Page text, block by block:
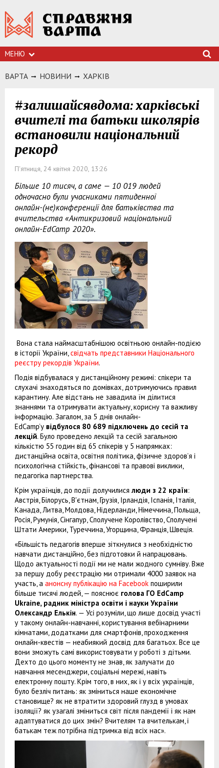
МЕНЮ
ВАРТА НОВИНИ ХАРКIВ
#залишайсявдома: харківські
вчителі та батьки школярів
встановили національний
рекорд
П'ятниця, 24 квітня 2020, 13:26
Більше 10 тисяч, а саме — 10 019 людей
одночасно були учасниками пятиденної
онлайн-(не)конференції для батьківства та
вчительства «Антикризовий національний
онлайн-EdCamp 2020».
Вона стала наймасштабнішою освітньою онлайн-подією
в історії України, свідчать представники Національного
реєстру рекордів України.
Подія відбувалася у дистанційному режимі: спікери та
слухачі знаходяться по домівках, дотримуючись правил
карантину. Але відстань не завадила їм ділитися
знаннями та отримувати актуальну, корисну та важливу
інформацію. Загалом, за 5 днів онлайн-
EdCamp’у відбулося 80 689 підключень до сесій та
лекцій. Було проведено лекцій та сесій загальною
кількістю 55 годин від 65 спікерів у 5 напрямках:
дистанційна освіта, освітня політика, фізичне здоров’я і
психологічна стійкість, фінансові та правові виклики,
педагогіка партнерства.
Крім українців, до події долучилися люди з 22 країн:
Австрія, Білорусь, В'єтнам, Грузія, Ірландія, Іспанія, Італія,
Канада, Литва, Молдова, Нідерланди, Німеччина, Польща,
Росія, Румунія, Сінгапур, Сполучене Королівство, Сполучені
Штати Америки, Туреччина, Угорщина, Франція, Швеція.
«Більшість педагогів вперше зіткнулися з необхідністю
навчати дистанційно, без підготовки й напрацювань.
Щодо актуальності події ми не мали жодного сумніву. Вже
за першу добу реєстрацію ми отримали 4000 заявок на
участь, а анонсну публікацію на Facebook поширили
більше тисячі людей, — пояснює голова ГО EdCamp
Ukraine, радник міністра освіти і науки України
Олександр Елькін. — Усі розуміли, що лише досвід участі
у такому онлайн-навчанні, користування вебінарними
кімнатами, додатками для смартфонів, проходження
онлайн-квестів — неабиякий досвід для багатьох. Все це
вони зможуть самі використовувати у роботі з дітьми.
Дехто до цього моменту не знав, як залучати до
навчання месенджери, соціальні мережі, навіть
електронну пошту. Крім того, в них, як і у всіх українців,
було безліч питань: як зміниться наше економічне
становище? як не втратити здоровий глузд в умовах
ізоляції? як узагалі зміниться світ після пандемії і як нам
адаптуватися до цих змін? Вчителям та вчителькам, і
батькам теж потрібна підтримка від всіх нас».